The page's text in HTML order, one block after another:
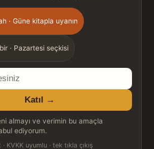
· Güne kitapla uyanın
· Pazartesi seçkisi
Katıl →
almayı ve verimin bu amaçla
ediyorum.
KVKK uyumlu · tek tıkla çıkış